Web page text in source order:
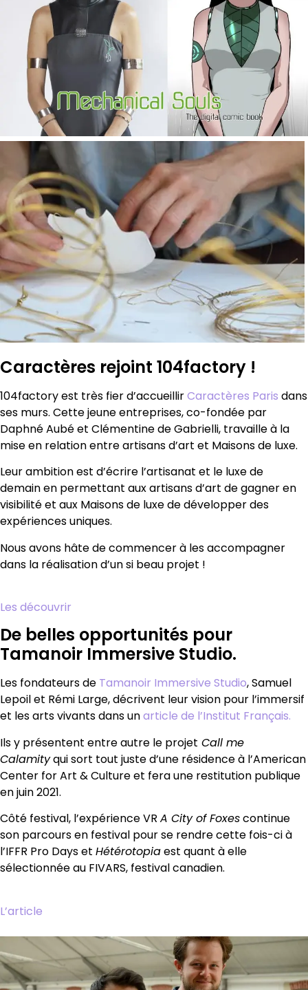
Caractères rejoint 104factory !
104factory est très fier d’accueillirCaractères Paris dans
ses murs. Cette jeune entreprises, co-fondée par
Daphné Aubé et Clémentine de Gabrielli, travaille à la
mise en relation entre artisans d’art et Maisons de luxe.
Leur ambition est d’écrire l’artisanat et le luxe de
demain en permettant aux artisans d’art de gagner en
visibilité et aux Maisons de luxe de développer des
expériences uniques.
Nous avons hâte de commencer à les accompagner
dans la réalisation d’un si beau projet !
Les découvrir
De belles opportunités pour
Tamanoir Immersive Studio.
Les fondateurs de Tamanoir Immersive Studio, Samuel
Lepoil et Rémi Large, décrivent leur vision pour l’immersif
et les arts vivants dans unarticle de l’Institut Français.
Ils y présentent entre autre le projet Call me
Calamityqui sort tout juste d’une résidence à l’American
Center for Art & Culture et fera une restitution publique
en juin 2021.
Côté festival, l’expérience VR A City of Foxescontinue
son parcours en festival pour se rendre cette fois-ci à
l’IFFR Pro Days et Hétérotopiaest quant à elle
sélectionnée au FIVARS, festival canadien.
L’article